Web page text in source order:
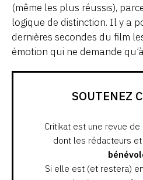
(même les plus réussis),
logique de distinction. Il y a
dernières secondes du film
émotion qui ne demande
SOUTENEZ
Critikat est une revue
dont les rédacteurs
Si elle est (et restera)